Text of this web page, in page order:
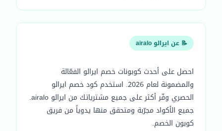
📝 عن ايرالو airalo
احصل على أحدث كوبونات خصم ايرالو الفعّالة
والمضمونة لعام 2026. استخدم كود خصم ايرالو
الحصري وفّر أكثر على جميع مشترياتك من ايرالو airalo.
جميع الأكواد مجرّبة ومتحقق منها يدوياً من فريق
كوبون الخصم.